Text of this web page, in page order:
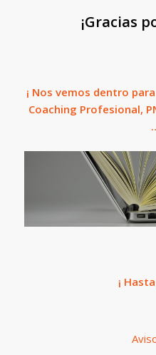
¡Gracias
¡ Nos vemos dentro
Coaching Profesional,
¡